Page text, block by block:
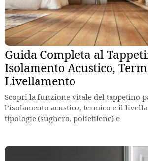
Guida Completa al
Isolamento Acustico,
Livellamento
Scopri la funzione vitale del tappetino
l’isolamento acustico, termico e il
tipologie (sughero, polietilene) e